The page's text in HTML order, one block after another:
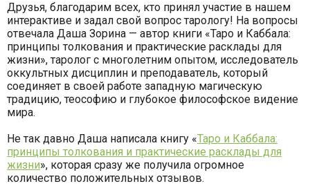
Друзья, благодарим всех, кто принял участие в нашем
интерактиве и задал свой вопрос тарологу! На вопросы
отвечала Даша Зорина — автор книги «Таро и Каббала:
принципы толкования и практические расклады для
жизни», таролог с многолетним опытом, исследователь
оккультных дисциплин и преподаватель, который
соединяет в своей работе западную магическую
традицию, теософию и глубокое философское видение
мира.
Не так давно Даша написала книгу «Таро и Каббала:
принципы толкования и практические расклады для
жизни», которая сразу же получила огромное
количество положительных отзывов.